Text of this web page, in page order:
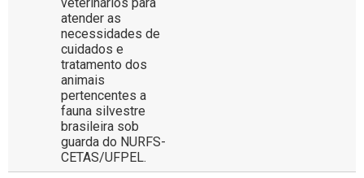
atender as
necessidades de
cuidados e
tratamento dos
animais
pertencentes a
fauna silvestre
brasileira sob
guarda do NURFS-
CETAS/UFPEL.